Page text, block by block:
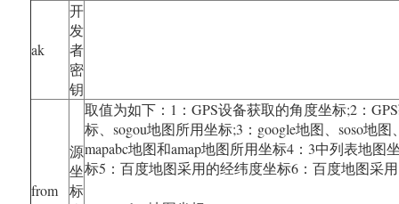
ak
开
发
者
密
钥
from
源
坐
标
取值为如下：1：GPS设备获取的角度坐标;2：
标、sogou地图所用坐标;3：google地图、soso地图
mapabc地图和amap地图所用坐标4：3中列表地图
标5：百度地图采用的经纬度坐标6：百度地图采